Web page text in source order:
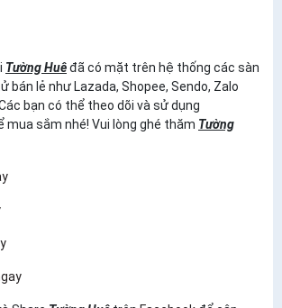
Tường Huêđã có mặt trên hệ thống các sàn
bán lẻ như Lazada, Shopee, Sendo, Zalo
bạn có thể theo dõi và sử dụng
mua sắm nhé! Vui lòng ghé thăm Tường